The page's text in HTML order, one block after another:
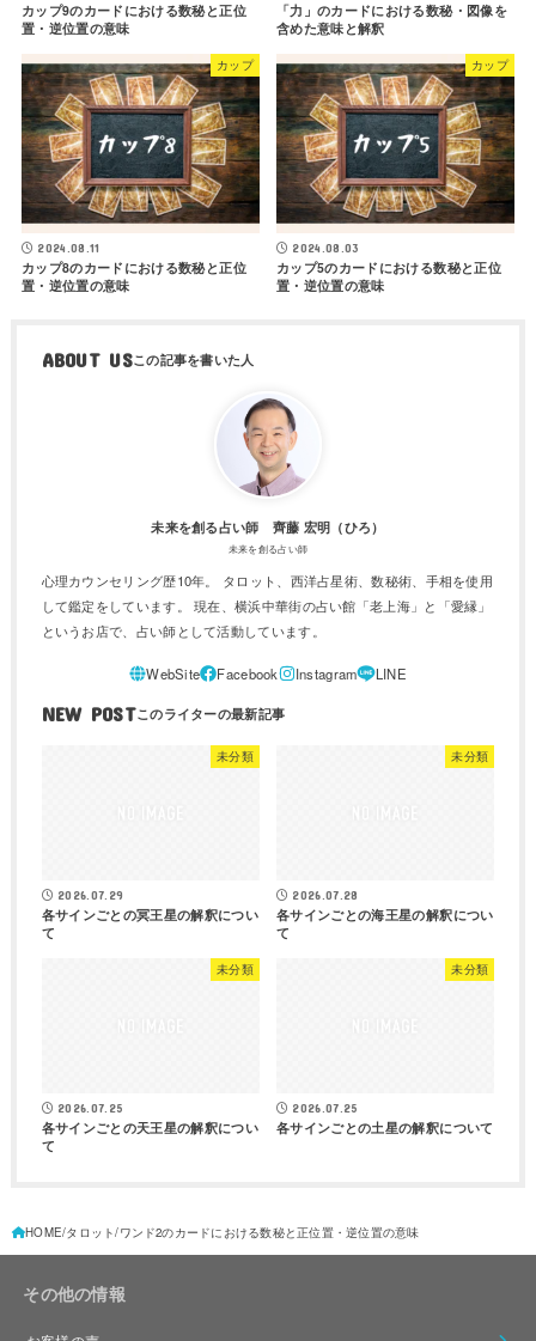
カップ9のカードにおける数秘と正位
置・逆位置の意味
「力」のカードにおける数秘・図像を
含めた意味と解釈
カップ
2024.08.11
カップ8のカードにおける数秘と正位
置・逆位置の意味
カップ
2024.08.03
カップ5のカードにおける数秘と正位
置・逆位置の意味
ABOUT US
未来を創る占い師 齊藤 宏明（ひろ）
未来を創る占い師
心理カウンセリング歴10年。 タロット、西洋占星術、数秘術、手相を使用
して鑑定をしています。 現在、横浜中華街の占い館「老上海」と「愛縁」
というお店で、占い師として活動しています。
NEW POST
未分類
2026.07.29
各サインごとの冥王星の解釈につい
て
未分類
2026.07.28
各サインごとの海王星の解釈につい
て
未分類
2026.07.25
各サインごとの天王星の解釈につい
て
未分類
2026.07.25
各サインごとの土星の解釈について
HOME タロット ワンド2のカードにおける数秘と正位置・逆位置の意味
その他の情報